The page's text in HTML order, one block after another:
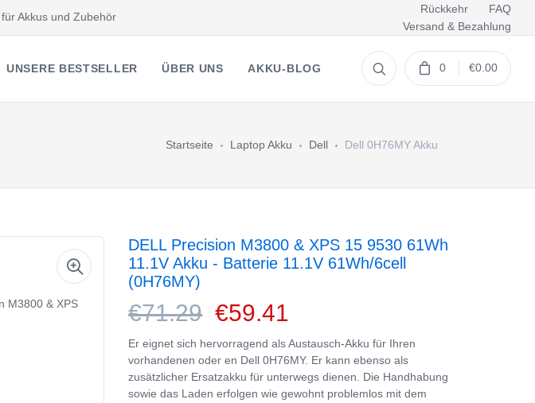
Akkus und Zubehör
Rückkehr
FAQ
Versand & Bezahlung
UNSERE BESTSELLER ÜBER UNS AKKU-BLOG 0 €0.00
Startseite Laptop Akku Dell Dell 0H76MY Akku
DELL Precision M3800 & XPS 15 9530 61Wh
11.1V Akku - Batterie 11.1V 61Wh/6cell
(0H76MY)
€71.29€59.41
Er eignet sich hervorragend als Austausch-Akku für Ihren
vorhandenen oder en Dell 0H76MY. Er kann ebenso als
zusätzlicher Ersatzakku für unterwegs dienen. Die Handhabung
sowie das Laden erfolgen wie gewohnt problemlos mit dem